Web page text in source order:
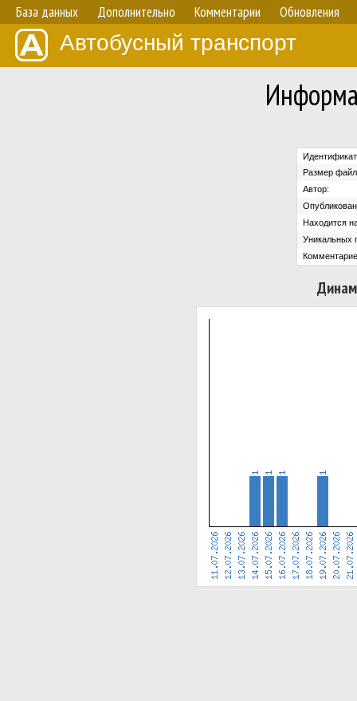
База данных Дополнительно Комментарии Обновления
Автобусный транспорт
Размер
Автор:
Находится
Уникальных